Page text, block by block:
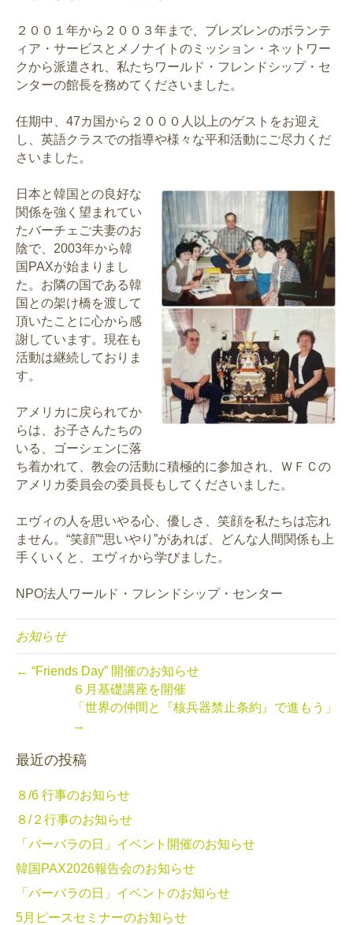
２００１年から２００３年まで、ブレズレンのボランテ
ィア・サービスとメノナイトのミッション・ネットワー
クから派遣され、私たちワールド・フレンドシップ・セ
ンターの館長を務めてくださいました。
任期中、47カ国から２０００人以上のゲストをお迎え
し、英語クラスでの指導や様々な平和活動にご尽力くだ
さいました。
日本と韓国との良好な
関係を強く望まれてい
たバーチェご夫妻のお
陰で、2003年から韓
国PAXが始まりまし
た。お隣の国である韓
国との架け橋を渡して
頂いたことに心から感
謝しています。現在も
活動は継続しておりま
す。
アメリカに戻られてか
らは、お子さんたちの
いる、ゴーシェンに落
ち着かれて、教会の活動に積極的に参加され、ＷＦＣの
アメリカ委員会の委員長もしてくださいました。
エヴィの人を思いやる心、優しさ、笑顔を私たちは忘れ
ません。“笑顔”“思いやり”があれば、どんな人間関係も上
手くいくと、エヴィから学びました。
NPO法人ワールド・フレンドシップ・センター
お知らせ
← “Friends Day” 開催のお知らせ
６月基礎講座を開催
「世界の仲間と『核兵器禁止条約』で進もう」
→
最近の投稿
８/6 行事のお知らせ
８/２行事のお知らせ
「バーバラの日」イベント開催のお知らせ
韓国PAX2026報告会のお知らせ
「バーバラの日」イベントのお知らせ
5月ピースセミナーのお知らせ